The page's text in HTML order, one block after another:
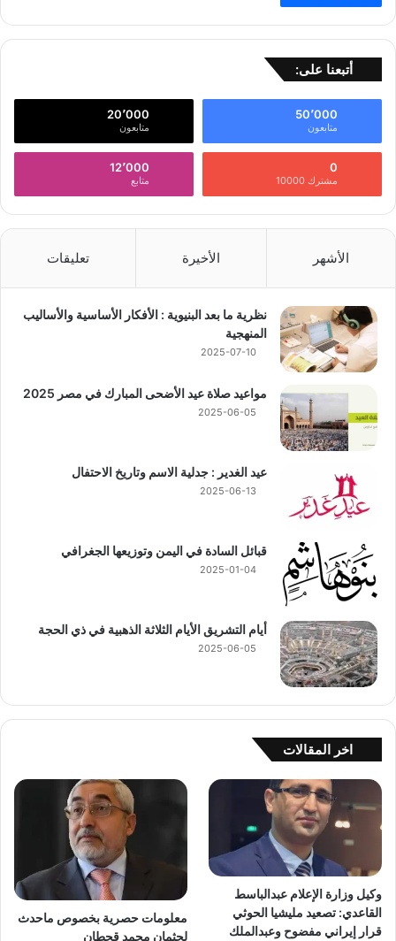
أتبعنا على:
50٬000
متابعون
20٬000
متابعون
0
مشترك 10000
12٬000
متابع
الأشهر الأخيرة تعليقات
نظرية ما بعد البنيوية : الأفكار الأساسية والأساليب
المنهجية
2025-07-10
مواعيد صلاة عيد الأضحى المبارك في مصر 2025
2025-06-05
عيد الغدير : جدلية الاسم وتاريخ الاحتفال
2025-06-13
قبائل السادة في اليمن وتوزيعها الجغرافي
2025-01-04
أيام التشريق الأيام الثلاثة الذهبية في ذي الحجة
2025-06-05
اخر المقالات
وكيل وزارة الإعلام عبدالباسط
القاعدي: تصعيد مليشيا الحوثي
قرار إيراني مفضوح وعبدالملك
معلومات حصرية بخصوص ماحدث
لجثمان محمد قحطان